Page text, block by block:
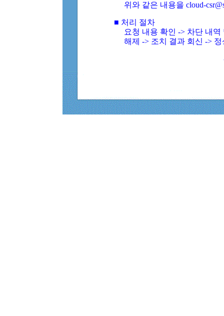
위와 같은 내용을 cloud-
■ 처리 절차
요청 내용 확인 -> 차단 내
해제 -> 조치 결과 회신 ->